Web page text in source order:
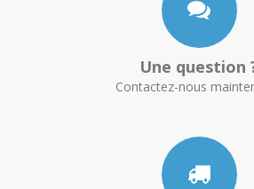
Une question
Contactez-nous